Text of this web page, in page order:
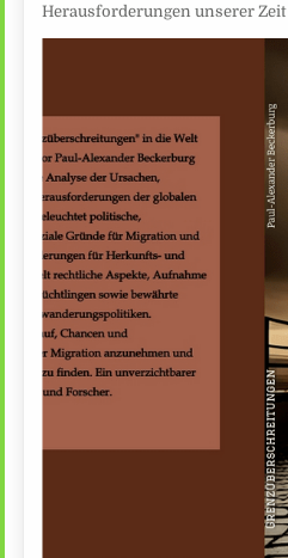
Herausforderungen unserer Zeit